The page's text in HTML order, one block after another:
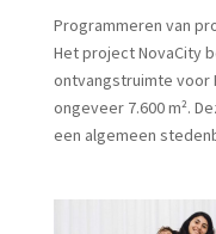
Programmeren van
Het project NovaCity
ontvangstruimte voor
ongeveer 7.600 m².
een algemeen